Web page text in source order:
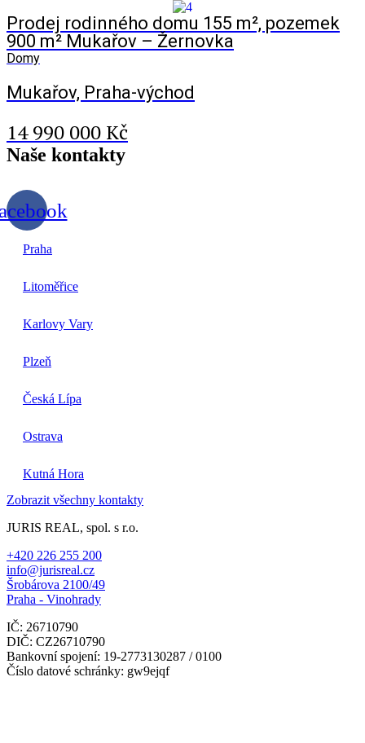
Prodej rodinného domu 155 m², pozemek
900 m² Mukařov – Žernovka
Domy
Mukařov, Praha-východ
14 990 000 Kč
Naše kontakty
Praha
Litoměřice
Karlovy Vary
Plzeň
Česká Lípa
Ostrava
Kutná Hora
Zobrazit všechny kontakty
JURIS REAL, spol. s r.o.
+420 226 255 200
info@jurisreal.cz
Šrobárova 2100/49
Praha - Vinohrady
IČ: 26710790
DIČ: CZ26710790
Bankovní spojení: 19-2773130287 / 0100
Číslo datové schránky: gw9ejqf